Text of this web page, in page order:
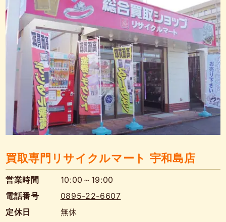
買取専門リサイクルマート 宇和島店
営業時間
10:00～19:00
電話番号
0895-22-6607
定休日
無休